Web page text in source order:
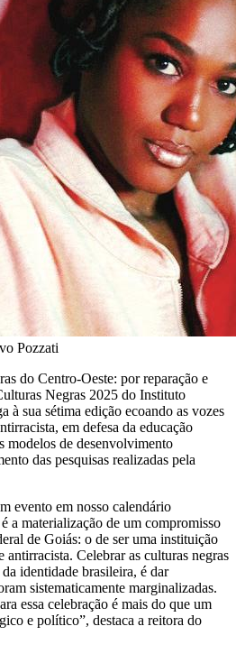
Pozzati
do Centro-Oeste: por reparação e
Negras 2025 do Instituto
à sua sétima edição ecoando as vozes
em defesa da educação
modelos de desenvolvimento
das pesquisas realizadas pela
evento em nosso calendário
a materialização de um compromisso
de Goiás: o de ser uma instituição
Celebrar as culturas negras
identidade brasileira, é dar
sistematicamente marginalizadas.
essa celebração é mais do que um
e político”, destaca a reitora do